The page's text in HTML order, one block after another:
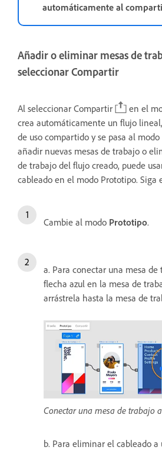
automáticamente al
Añadir o eliminar mesas de
seleccionar Compartir
Al seleccionar Compartir
en el
crea automáticamente un flujo
de uso compartido y se pasa al
añadir nuevas mesas de trabajo o
de trabajo del flujo creado, puede
cableado en el modo Prototipo. Siga
Cambie al modo Prototipo.
a. Para conectar una mesa
flecha azul en la mesa de
arrástrela hasta la mesa de
Conectar una mesa de trabajo
b. Para eliminar el cableado